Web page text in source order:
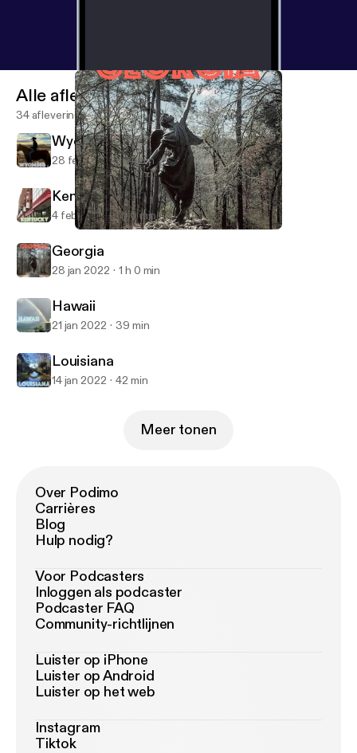
50 States of Mind
Alle afleveringen
34 afleveringen
Wyoming
28 feb 2022 54 min
Kentucky
4 feb 2022 1 h 0 min
Georgia
28 jan 2022 1 h 0 min
Hawaii
21 jan 2022 39 min
Louisiana
14 jan 2022 42 min
Meer tonen
Over Podimo
Carrières
Blog
Hulp nodig?
Voor Podcasters
Inloggen als podcaster
Podcaster FAQ
Community-richtlijnen
Luister op iPhone
Luister op Android
Luister op het web
Instagram
Tiktok